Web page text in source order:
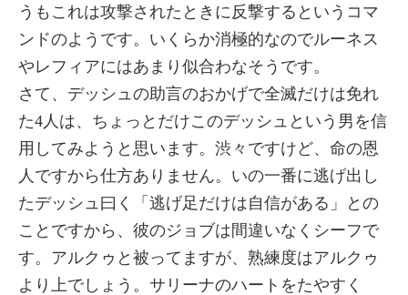
うもこれは攻撃されたときに反撃するというコマ
ンドのようです。いくらか消極的なのでルーネス
やレフィアにはあまり似合わなそうです。
さて、デッシュの助言のおかげで全滅だけは免れ
た4人は、ちょっとだけこのデッシュという男を信
用してみようと思います。渋々ですけど、命の恩
人ですから仕方ありません。いの一番に逃げ出し
たデッシュ曰く「逃げ足だけは自信がある」との
ことですから、彼のジョブは間違いなくシーフで
す。アルクゥと被ってますが、熟練度はアルクゥ
より上でしょう。サリーナのハートをたやすく